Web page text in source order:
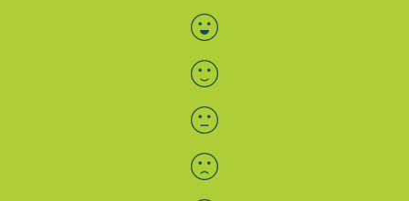
Bewertung auswählen